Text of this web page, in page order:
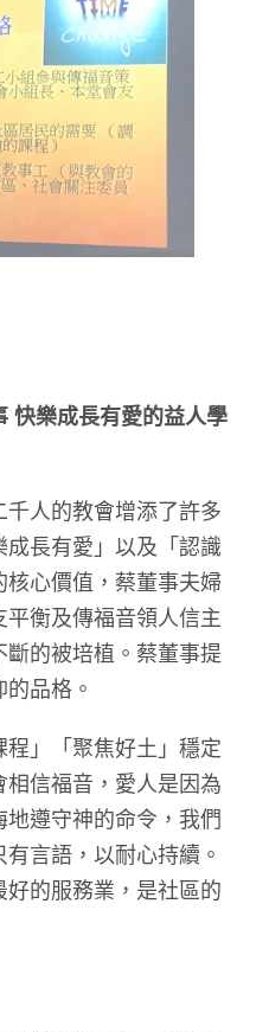
快樂成長有愛的益人學
人的教會增添了許多
長有愛」以及「認識
心價值，蔡董事夫婦
衡及傳福音領人信主
的被培植。蔡董事提
品格。
」「聚焦好土」穩定
信福音，愛人是因為
遵守神的命令，我們
言語，以耐心持續。
的服務業，是社區的